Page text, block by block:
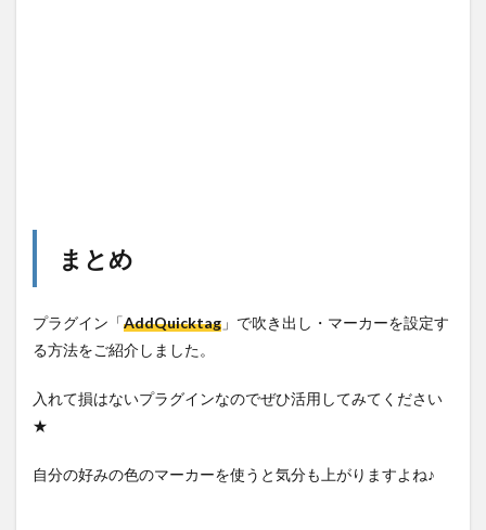
まとめ
プラグイン「AddQuicktag 」で吹き出し・マーカーを設定す
る方法をご紹介しました。
入れて損はないプラグインなのでぜひ活用してみてください
★
自分の好みの色のマーカーを使うと気分も上がりますよね♪